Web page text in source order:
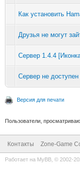
Как установить
Друзья не могут
Сервер 1.4.4
Сервер не доступен
Версия для печати
Пользователи,
Контакты Zone-Game
Работает на MyBB , © 2002-